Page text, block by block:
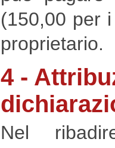
(150,00 per
proprietario.
4 -
Nel